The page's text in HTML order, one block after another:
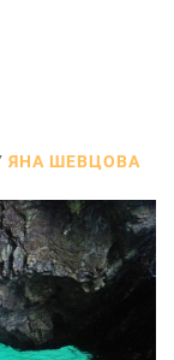
ЯНА ШЕВЦОВА